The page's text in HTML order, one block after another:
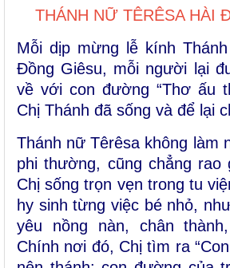
THÁNH NỮ TÊRÊSA HÀI
Mỗi dịp mừng lễ kính
Đồng Giêsu, mỗi người lại
về với con đường “Thơ ấu
Chị Thánh đã sống và để lại
Thánh nữTêrêsa không làm
phi thường, cũng chẳng rao
Chị sống trọn vẹn trong tu
hy sinh từng việc bé nhỏ,
yêu nồng nàn, chân
Chính nơi đó, Chị tìm ra “